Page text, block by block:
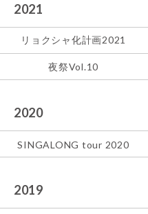
2021
リョクシャ化計画2021
夜祭Vol.10
2020
SINGALONG tour 2020
2019